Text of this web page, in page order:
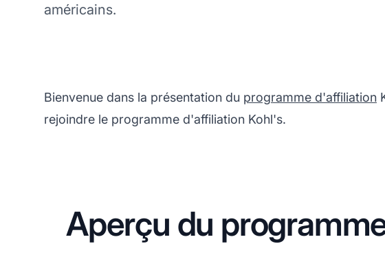
américains.
Bienvenue dans la présentation du programme d'affiliation
rejoindre le programme d'affiliation Kohl's.
Aperçu du